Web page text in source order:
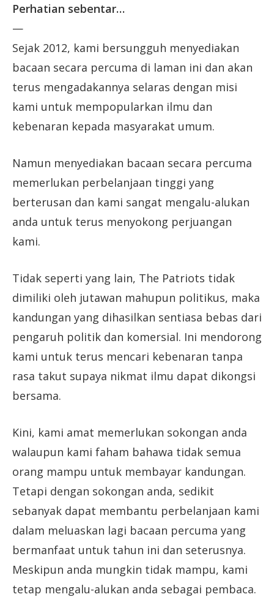
Perhatian sebentar…
—
Sejak 2012, kami bersungguh menyediakan
bacaan secara percuma di laman ini dan akan
terus mengadakannya selaras dengan misi
kami untuk mempopularkan ilmu dan
kebenaran kepada masyarakat umum.
Namun menyediakan bacaan secara percuma
memerlukan perbelanjaan tinggi yang
berterusan dan kami sangat mengalu-alukan
anda untuk terus menyokong perjuangan
kami.
Tidak seperti yang lain, The Patriots tidak
dimiliki oleh jutawan mahupun politikus, maka
kandungan yang dihasilkan sentiasa bebas dari
pengaruh politik dan komersial. Ini mendorong
kami untuk terus mencari kebenaran tanpa
rasa takut supaya nikmat ilmu dapat dikongsi
bersama.
Kini, kami amat memerlukan sokongan anda
walaupun kami faham bahawa tidak semua
orang mampu untuk membayar kandungan.
Tetapi dengan sokongan anda, sedikit
sebanyak dapat membantu perbelanjaan kami
dalam meluaskan lagi bacaan percuma yang
bermanfaat untuk tahun ini dan seterusnya.
Meskipun anda mungkin tidak mampu, kami
tetap mengalu-alukan anda sebagai pembaca.